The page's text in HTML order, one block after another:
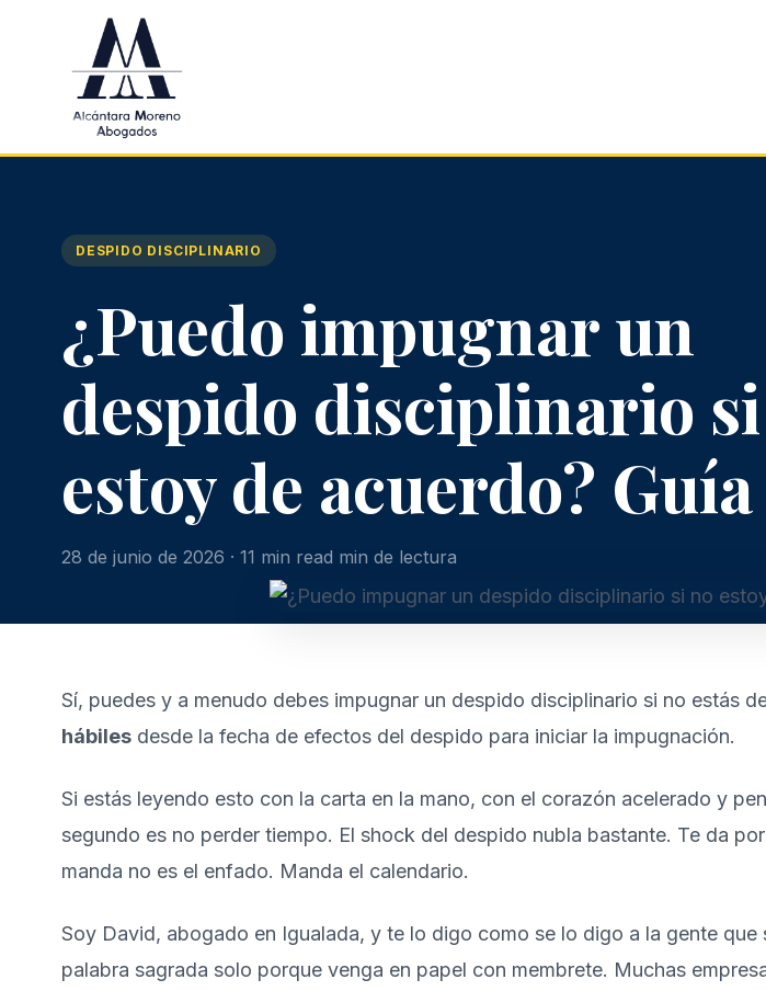
Saltar al contenido principal
DESPIDO DISCIPLINARIO
¿Puedo impugnar un
despido disciplinario
estoy de acuerdo?
28 de junio de 2026 · 11 min read min de lectura
Sí, puedes y a menudo debes impugnar un despido disciplinario si no estás
hábiles desde la fecha de efectos del despido para iniciar la impugnación.
Si estás leyendo esto con la carta en la mano, con el corazón acelerado y
segundo es no perder tiempo. El shock del despido nubla bastante. Te da
manda no es el enfado. Manda el calendario.
Soy David, abogado en Igualada, y te lo digo como se lo digo a la gente
palabra sagrada solo porque venga en papel con membrete. Muchas